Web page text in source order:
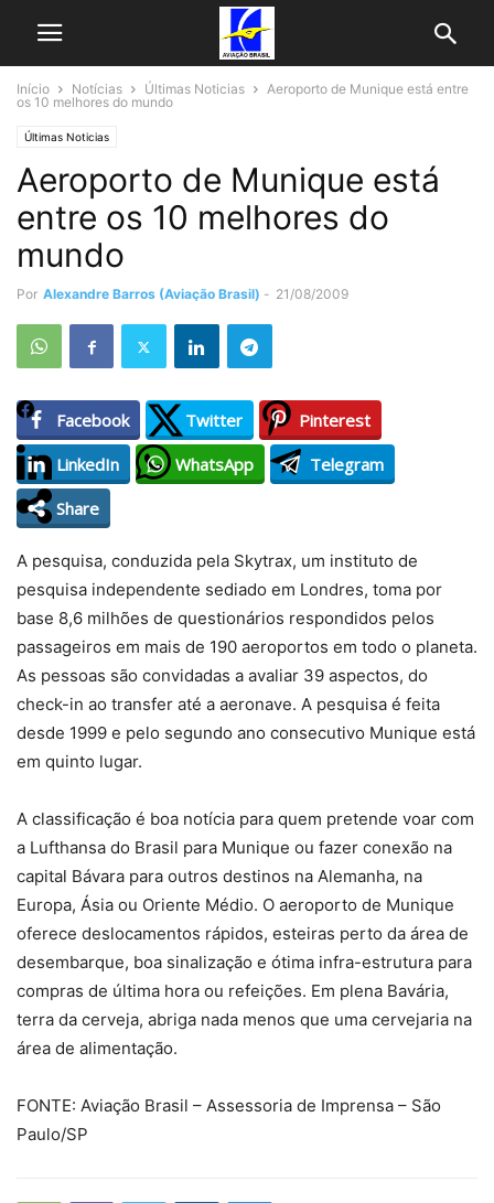
Início Notícias Últimas Noticias
Aeroporto de Munique está entre
os 10 melhores do mundo
Últimas Noticias
Aeroporto de Munique está
entre os 10 melhores do
mundo
Por Alexandre Barros (Aviação Brasil) - 21/08/2009
Facebook Twitter
Pinterest
LinkedIn
WhatsApp
Telegram
Share
A pesquisa, conduzida pela Skytrax, um instituto de
pesquisa independente sediado em Londres, toma por
base 8,6 milhões de questionários respondidos pelos
passageiros em mais de 190 aeroportos em todo o planeta.
As pessoas são convidadas a avaliar 39 aspectos, do
check-in ao transfer até a aeronave. A pesquisa é feita
desde 1999 e pelo segundo ano consecutivo Munique está
em quinto lugar.
A classificação é boa notícia para quem pretende voar com
a Lufthansa do Brasil para Munique ou fazer conexão na
capital Bávara para outros destinos na Alemanha, na
Europa, Ásia ou Oriente Médio. O aeroporto de Munique
oferece deslocamentos rápidos, esteiras perto da área de
desembarque, boa sinalização e ótima infra-estrutura para
compras de última hora ou refeições. Em plena Bavária,
terra da cerveja, abriga nada menos que uma cervejaria na
área de alimentação.
FONTE: Aviação Brasil – Assessoria de Imprensa – São
Paulo/SP